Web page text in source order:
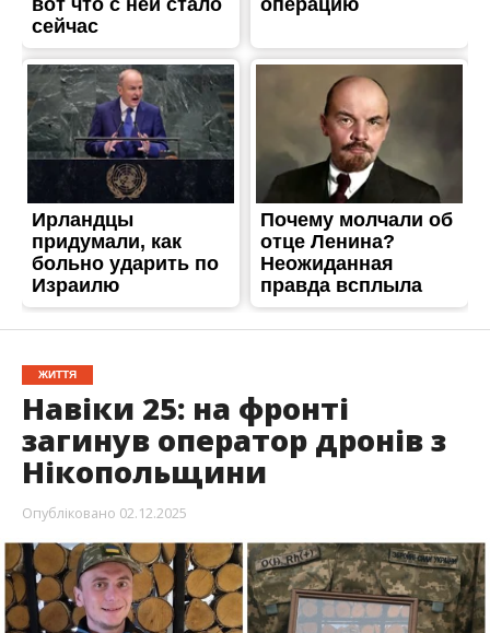
ЖИТТЯ
Навіки 25: на фронті
загинув оператор дронів з
Нікопольщини
Опубліковано 02.12.2025